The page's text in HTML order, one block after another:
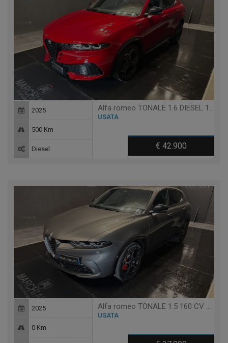
Alfa romeo TONALE 1.6 DIESEL 130 CV TCT6 EDIZIONE MILANO CORTINA 202
USATA
€ 42.900
2025
500 Km
Diesel
Alfa romeo TONALE 1.5 160 CV MHEV TCT7 VELOCE
USATA
2025
0 Km